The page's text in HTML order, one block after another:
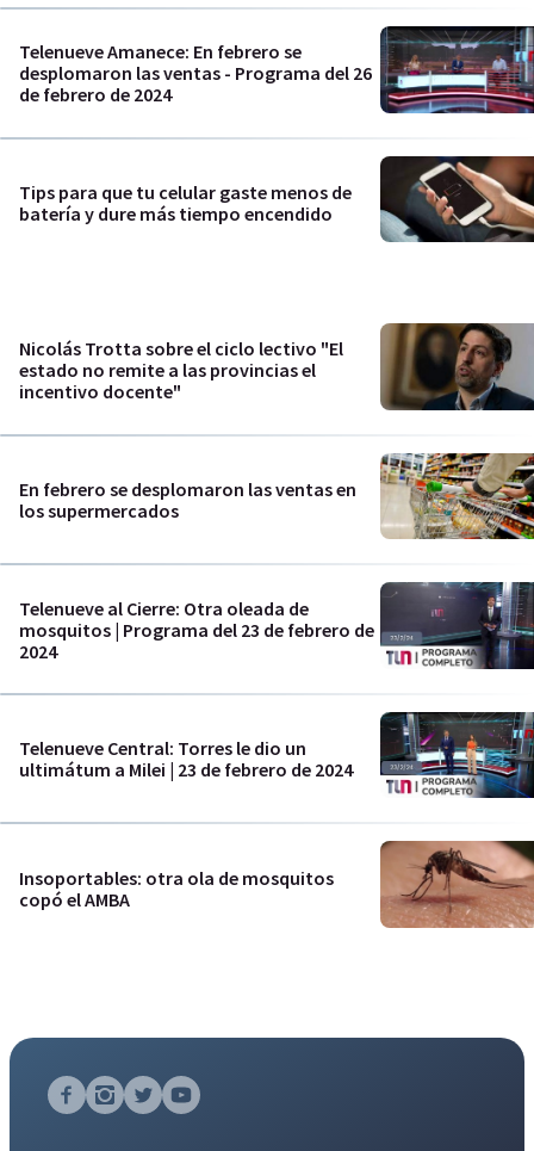
Telenueve Amanece: En febrero se
desplomaron las ventas - Programa del 26
de febrero de 2024
Tips para que tu celular gaste menos de
batería y dure más tiempo encendido
Nicolás Trotta sobre el ciclo lectivo "El
estado no remite a las provincias el
incentivo docente"
En febrero se desplomaron las ventas en
los supermercados
Telenueve al Cierre: Otra oleada de
mosquitos | Programa del 23 de febrero de
2024
Telenueve Central: Torres le dio un
ultimátum a Milei | 23 de febrero de 2024
Insoportables: otra ola de mosquitos
copó el AMBA